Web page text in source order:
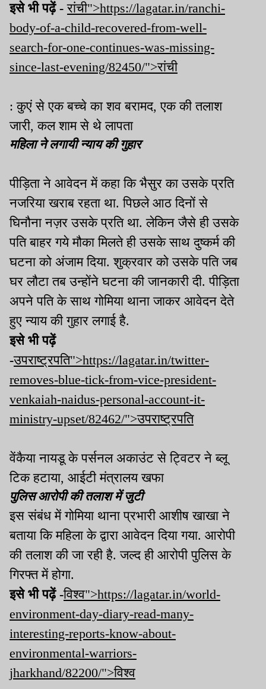
इसे भी पढ़ें - रांची">https://lagatar.in/ranchi-
body-of-a-child-recovered-from-well-
search-for-one-continues-was-missing-
since-last-evening/82450/">रांची
: कुएं से एक बच्चे का शव बरामद, एक की तलाश
जारी, कल शाम से थे लापता
महिला ने लगायी न्याय की गुहार
पीड़िता ने आवेदन में कहा कि भैसुर का उसके प्रति
नजरिया खराब रहता था. पिछले आठ दिनों से
घिनौना नज़र उसके प्रति था. लेकिन जैसे ही उसके
पति बाहर गये मौका मिलते ही उसके साथ दुष्कर्म की
घटना को अंजाम दिया. शुक्रवार को उसके पति जब
घर लौटा तब उन्होंने घटना की जानकारी दी. पीड़िता
अपने पति के साथ गोमिया थाना जाकर आवेदन देते
हुए न्याय की गुहार लगाई है.
इसे भी पढ़ें
-उपराष्ट्रपति">https://lagatar.in/twitter-
removes-blue-tick-from-vice-president-
venkaiah-naidus-personal-account-it-
ministry-upset/82462/">उपराष्ट्रपति
वेंकैया नायडू के पर्सनल अकाउंट से ट्विटर ने ब्लू
टिक हटाया, आईटी मंत्रालय खफा
पुलिस आरोपी की तलाश में जुटी
इस संबंध में गोमिया थाना प्रभारी आशीष खाखा ने
बताया कि महिला के द्वारा आवेदन दिया गया. आरोपी
की तलाश की जा रही है. जल्द ही आरोपी पुलिस के
गिरफ्त में होगा.
इसे भी पढ़ें -विश्व">https://lagatar.in/world-
environment-day-diary-read-many-
interesting-reports-know-about-
environmental-warriors-
jharkhand/82200/">विश्व